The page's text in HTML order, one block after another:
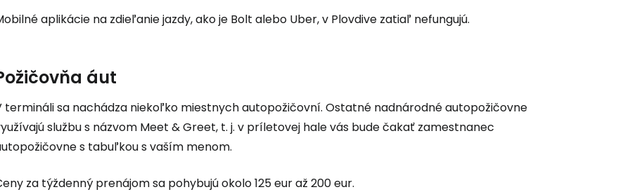
aplikácie na zdieľanie jazdy, ako je Bolt alebo Uber, v Plovdive zatiaľ nefungujú.
áut
termináli sa nachádza niekoľko miestnych autopožičovní. Ostatné nadnárodné autopožičovne
službu s názvom Meet & Greet, t. j. v príletovej hale vás bude čakať zamestnanec
s tabuľkou s vaším menom.
za týždenný prenájom sa pohybujú okolo 125 eur až 200 eur.